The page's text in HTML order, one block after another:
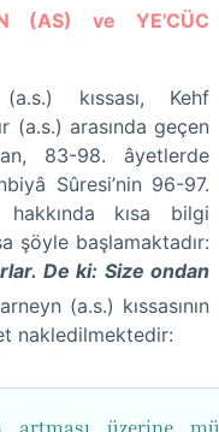
(AS) ve YE'CÜC
(a.s.) kıssası, Kehf
(a.s.) arasında geçen
83-98. âyetlerde
Sûresi’nin 96-97.
kısa bilgi
şöyle başlamaktadır:
De ki: Size ondan
(a.s.) kıssasının
nakledilmektedir: